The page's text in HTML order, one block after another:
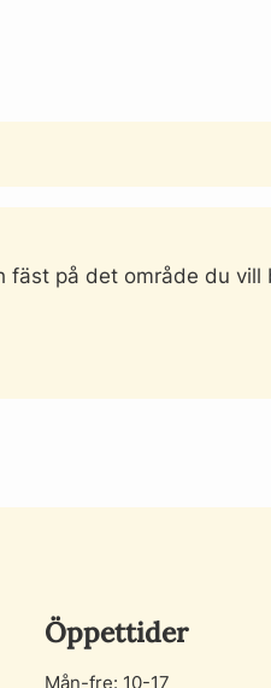
fäst på det område du
Öppettider
Mån-fre: 10-17